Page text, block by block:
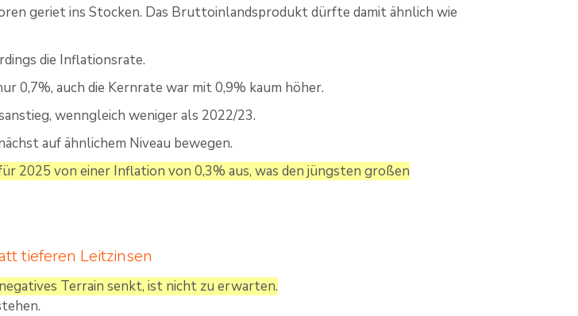
geriet ins Stocken. Das Bruttoinlandsprodukt dürfte damit ähnlich wie
die Inflationsrate.
0,7%, auch die Kernrate war mit 0,9% kaum höher.
wenngleich weniger als 2022/23.
auf ähnlichem Niveau bewegen.
2025 von einer Inflation von 0,3% aus, was den jüngsten großen
tieferen Leitzinsen
Terrain senkt, ist nicht zu erwarten.